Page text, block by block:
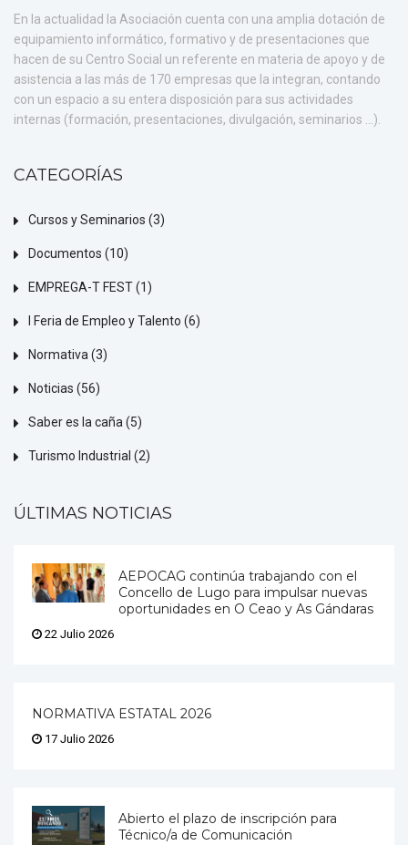
En la actualidad la Asociación cuenta con una amplia dotación de
equipamiento informático, formativo y de presentaciones que
hacen de su Centro Social un referente en materia de apoyo y de
asistencia a las más de 170 empresas que la integran, contando
con un espacio a su entera disposición para sus actividades
internas (formación, presentaciones, divulgación, seminarios ...).
CATEGORÍAS
Cursos y Seminarios (3)
Documentos (10)
EMPREGA-T FEST(1)
I Feria de Empleo y Talento (6)
Normativa(3)
Noticias (56)
Saber es la caña(5)
Turismo Industrial (2)
ÚLTIMAS NOTICIAS
AEPOCAG continúa trabajando con el
Concello de Lugo para impulsar nuevas
oportunidades en O Ceao y As Gándaras
22 Julio 2026
NORMATIVA ESTATAL 2026
17 Julio 2026
Abierto el plazo de inscripción para
Técnico/a de Comunicación